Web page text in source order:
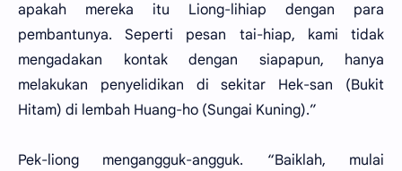
apakah mereka itu Liong-lihiap dengan para
pembantunya. Seperti pesan tai-hiap, kami tidak
mengadakan kontak dengan siapapun, hanya
melakukan penyelidikan di sekitar Hek-san (Bukit
Hitam) di lembah Huang-ho (Sungai Kuning).”
Pek-liong mengangguk-angguk. “Baiklah, mulai